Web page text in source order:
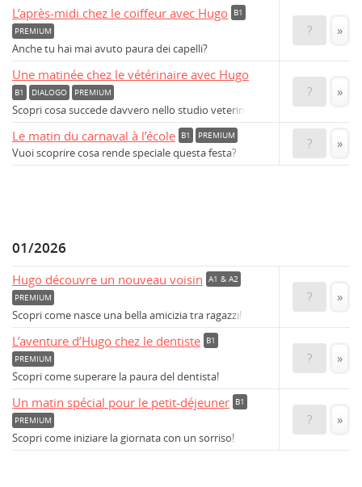
L’après-midi chez le coiffeur avec Hugo
B1
PREMIUM
Anche tu hai mai avuto paura dei capelli?
? »
Une matinée chez le vétérinaire avec Hugo
B1 DIALOGO PREMIUM
Scopri cosa succede davvero nello studio veterinario!
? »
Le matin du carnaval à l’école B1 PREMIUM
Vuoi scoprire cosa rende speciale questa festa?
? »
01/2026
Hugo découvre un nouveau voisin
A1 & A2
PREMIUM
Scopri come nasce una bella amicizia tra ragazzi!
? »
L’aventure d’Hugo chez le dentiste
B1
PREMIUM
Scopri come superare la paura del dentista!
? »
Un matin spécial pour le petit-déjeuner
B1
PREMIUM
Scopri come iniziare la giornata con un sorriso!
? »